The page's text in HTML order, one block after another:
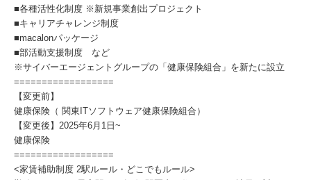
■各種活性化制度 ※新規事業創出プロジェクト
■キャリアチャレンジ制度
■macalonパッケージ
■部活動支援制度 など
※サイバーエージェントグループの「健康保険組合」を新たに設立
==================
【変更前】
健康保険（ 関東ITソフトウェア健康保険組合）
【変更後】2025年6月1日~
健康保険
==================
<家賃補助制度 2駅ルール・どこでもルール>